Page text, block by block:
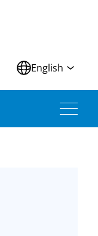
English